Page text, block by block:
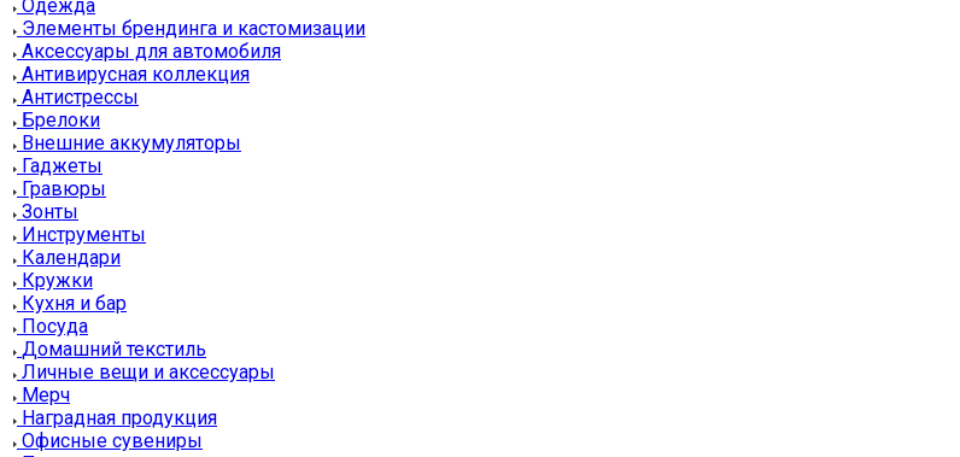
Одежда
Элементы брендинга и кастомизации
Аксессуары для автомобиля
Антивирусная коллекция
Антистрессы
Брелоки
Внешние аккумуляторы
Гаджеты
Гравюры
Зонты
Инструменты
Календари
Кружки
Кухня и бар
Посуда
Домашний текстиль
Личные вещи и аксессуары
Мерч
Наградная продукция
Офисные сувениры